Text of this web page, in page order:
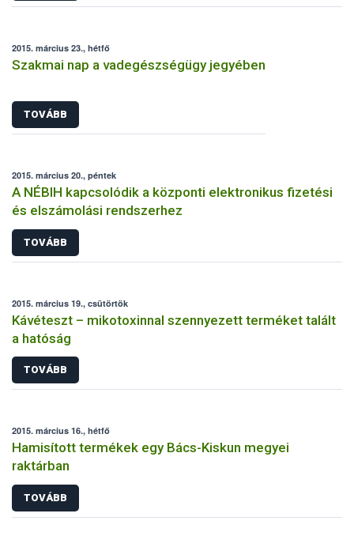
2015. március 23., hétfő
Szakmai nap a vadegészségügy jegyében
TOVÁBB
2015. március 20., péntek
A NÉBIH kapcsolódik a központi elektronikus fizetési
és elszámolási rendszerhez
TOVÁBB
2015. március 19., csütörtök
Kávéteszt – mikotoxinnal szennyezett terméket talált
a hatóság
TOVÁBB
2015. március 16., hétfő
Hamisított termékek egy Bács-Kiskun megyei
raktárban
TOVÁBB